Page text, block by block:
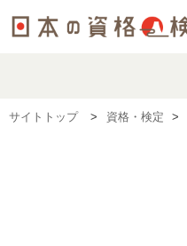
サイトトップ 資格・検定